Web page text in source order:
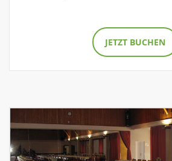
JETZT BUCHEN